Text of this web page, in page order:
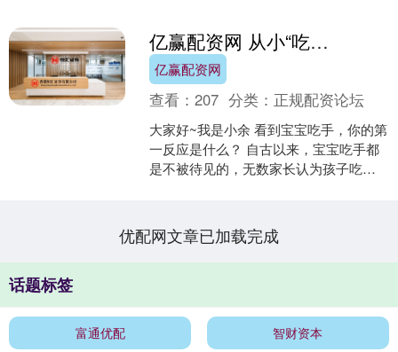
亿赢配资网 从小“吃手”和“不吃手”，有什么区别？早知道越好
亿赢配资网
查看：207 分类： 正规配资论坛
大家好~我是小余 看到宝宝吃手，你的第
一反应是什么？ 自古以来，宝宝吃手都
是不被待见的，无数家长认为孩子吃手
优配网文章已加载完成
话题标签
富通优配 智财资本